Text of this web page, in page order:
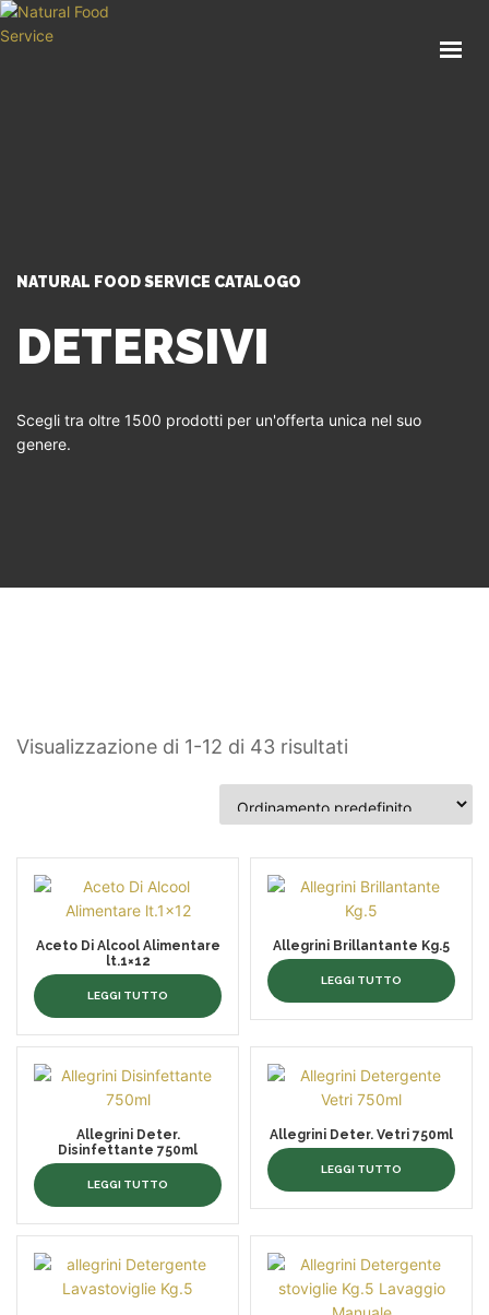
NATURAL FOOD SERVICE CATALOGO
DETERSIVI
Scegli tra oltre 1500 prodotti per un'offerta unica nel suo
genere.
Visualizzazione di 1-12 di 43 risultati
Aceto Di Alcool Alimentare
lt.1×12
LEGGI TUTTO
Allegrini Brillantante Kg.5
LEGGI TUTTO
Allegrini Deter.
Disinfettante 750ml
LEGGI TUTTO
Allegrini Deter. Vetri 750ml
LEGGI TUTTO